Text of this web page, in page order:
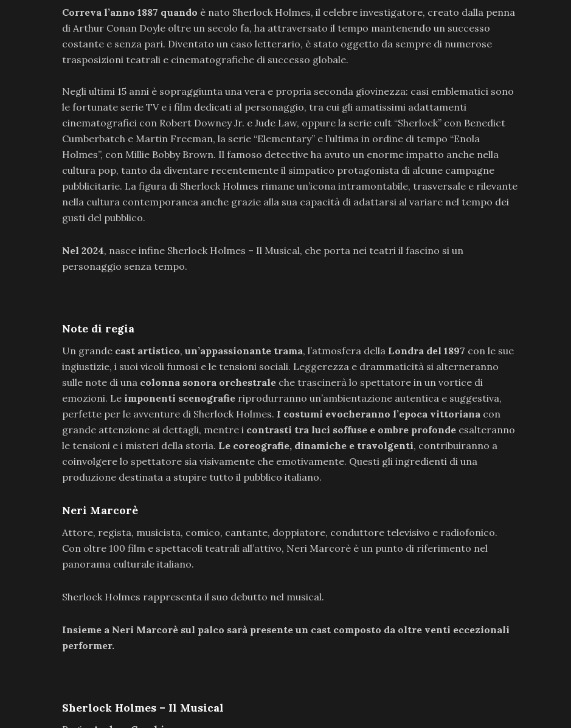
Correva l’anno 1887 quando è nato Sherlock Holmes, il celebre investigatore, creato dalla penna
di Arthur Conan Doyle oltre un secolo fa, ha attraversato il tempo mantenendo un successo
costante e senza pari. Diventato un caso letterario, è stato oggetto da sempre di numerose
trasposizioni teatrali e cinematografiche di successo globale.
Negli ultimi 15 anni è sopraggiunta una vera e propria seconda giovinezza: casi emblematici sono
le fortunate serie TV e i film dedicati al personaggio, tra cui gli amatissimi adattamenti
cinematografici con Robert Downey Jr. e Jude Law, oppure la serie cult “Sherlock” con Benedict
Cumberbatch e Martin Freeman, la serie “Elementary” e l’ultima in ordine di tempo “Enola
Holmes”, con Millie Bobby Brown. Il famoso detective ha avuto un enorme impatto anche nella
cultura pop, tanto da diventare recentemente il simpatico protagonista di alcune campagne
pubblicitarie. La figura di Sherlock Holmes rimane un’icona intramontabile, trasversale e rilevante
nella cultura contemporanea anche grazie alla sua capacità di adattarsi al variare nel tempo dei
gusti del pubblico.
Nel 2024, nasce infine Sherlock Holmes – Il Musical, che porta nei teatri il fascino si un
personaggio senza tempo.
Note di regia
Un grande cast artistico, un’appassionante trama, l’atmosfera della Londra del 1897 con le sue
ingiustizie, i suoi vicoli fumosi e le tensioni sociali. Leggerezza e drammaticità si alterneranno
sulle note di una colonna sonora orchestrale che trascinerà lo spettatore in un vortice di
emozioni. Le imponenti scenografie riprodurranno un’ambientazione autentica e suggestiva,
perfette per le avventure di Sherlock Holmes. I costumi evocheranno l’epoca vittoriana con
grande attenzione ai dettagli, mentre i contrasti tra luci soffuse e ombre profonde esalteranno
le tensioni e i misteri della storia. Le coreografie, dinamiche e travolgenti, contribuiranno a
coinvolgere lo spettatore sia visivamente che emotivamente. Questi gli ingredienti di una
produzione destinata a stupire tutto il pubblico italiano.
Neri Marcorè
Attore, regista, musicista, comico, cantante, doppiatore, conduttore televisivo e radiofonico.
Con oltre 100 film e spettacoli teatrali all’attivo, Neri Marcorè è un punto di riferimento nel
panorama culturale italiano.
Sherlock Holmes rappresenta il suo debutto nel musical.
Insieme a Neri Marcorè sul palco sarà presente un cast composto da oltre venti eccezionali
performer.
Sherlock Holmes – Il Musical